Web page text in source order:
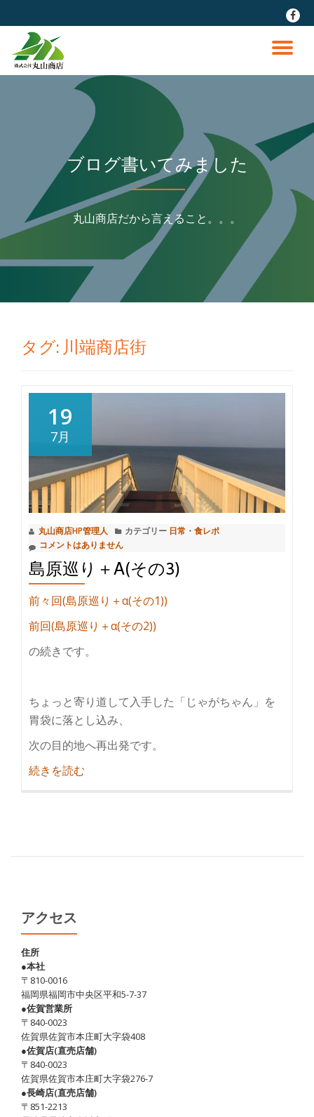
ン
fa-
ナ
ゲ
ー
シ
ョ
替
ブログ書いてみました
丸山商店だから言えること。。。
タグ: 川端商店街
19
7月
丸山商店HP管理人 カテゴリー 日常 ・ 食レポ
コメントはありません
島原巡り＋Α(その3)
前々回(島原巡り＋α(その1))
前回(島原巡り＋α(その2))
の続きです。
ちょっと寄り道して入手した「じゃがちゃん」を
胃袋に落とし込み、
次の目的地へ再出発です。
続きを読む
り
アクセス
住所
●本社
〒810-0016
福岡県福岡市中央区平和5-7-37
●佐賀営業所
〒840-0023
佐賀県佐賀市本庄町大字袋408
●佐賀店(直売店舗)
〒840-0023
佐賀県佐賀市本庄町大字袋276-7
●長崎店(直売店舗)
〒851-2213